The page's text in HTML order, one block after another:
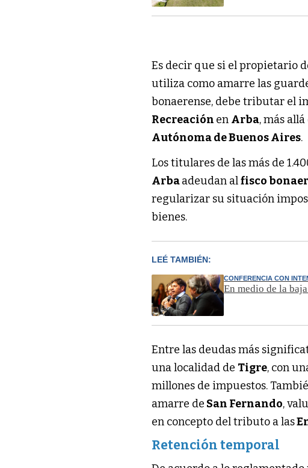
Es decir que si el propietario
utiliza como amarre las
bonaerense, debe tributar el
Recreación en Arba, más
Autónoma de Buenos Aires.
Los titulares de las más de
Arbaadeudan alfisco
regularizar su situación
bienes.
LEÉ TAMBIÉN:
CONFERENCIA CON
En medio de la
Entre las deudas más
una localidad de Tigre, con
millones de impuestos.
amarre de San Fernando,
en concepto del tributo a las
Retención temporal